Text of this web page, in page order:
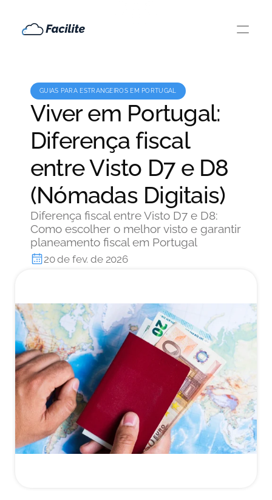
GUIAS PARA ESTRANGEIROS EM PORTUGAL
Viver em Portugal:
Diferença fiscal
entre Visto D7 e D8
(Nómadas Digitais)
Diferença fiscal entre Visto D7 e D8:
Como escolher o melhor visto e garantir
planeamento fiscal em Portugal
20 de fev. de 2026